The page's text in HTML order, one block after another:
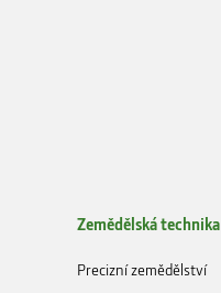
Zemědělská technika
Precizní zemědělství